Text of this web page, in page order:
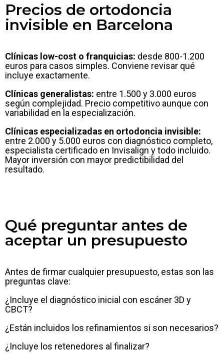
Precios de ortodoncia
invisible en Barcelona
Clínicas low-cost o franquicias: desde 800-1.200
euros para casos simples. Conviene revisar qué
incluye exactamente.
Clínicas generalistas: entre 1.500 y 3.000 euros
según complejidad. Precio competitivo aunque con
variabilidad en la especialización.
Clínicas especializadas en ortodoncia invisible:
entre 2.000 y 5.000 euros con diagnóstico completo,
especialista certificado en Invisalign y todo incluido.
Mayor inversión con mayor predictibilidad del
resultado.
Qué preguntar antes de
aceptar un presupuesto
Antes de firmar cualquier presupuesto, estas son las
preguntas clave:
¿Incluye el diagnóstico inicial con escáner 3D y
CBCT?
¿Están incluidos los refinamientos si son necesarios?
¿Incluye los retenedores al finalizar?